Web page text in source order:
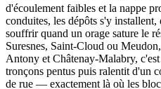
d'écoulement faibles et la nappe
conduites, les dépôts s'y installent,
souffrir quand un orage sature le
Suresnes, Saint-Cloud ou
Antony et Châtenay-Malabry,
tronçons pentus puis ralentit d'un
de rue — exactement là où les